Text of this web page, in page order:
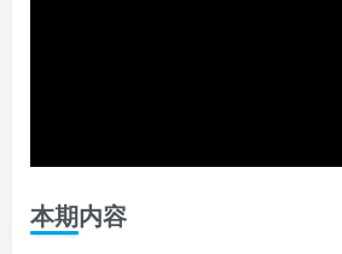
本期内容